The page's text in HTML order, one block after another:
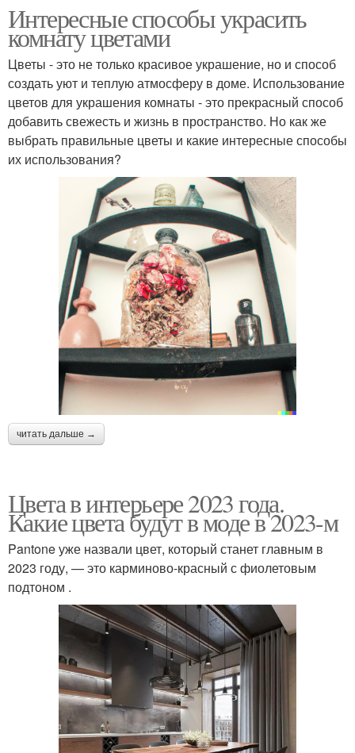
Интересные способы украсить
комнату цветами
Цветы - это не только красивое украшение, но и способ
создать уют и теплую атмосферу в доме. Использование
цветов для украшения комнаты - это прекрасный способ
добавить свежесть и жизнь в пространство. Но как же
выбрать правильные цветы и какие интересные способы
их использования?
читать дальше →
Цвета в интерьере 2023 года.
Какие цвета будут в моде в 2023-м
Pantone уже назвали цвет, который станет главным в
2023 году, — это карминово-красный с фиолетовым
подтоном .